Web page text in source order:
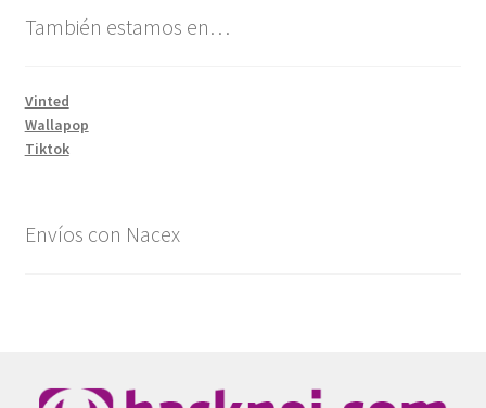
También estamos en…
Vinted
Wallapop
Tiktok
Envíos con Nacex